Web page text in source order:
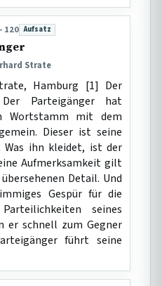
120 Beitragsart:
Aufsatz
Strate
Hamburg [1] Der
Der Parteigänger hat
Wortstamm mit dem
Dieser ist seine
Was ihn kleidet, ist der
Aufmerksamkeit gilt
Detail. Und
Gespür für die
seines
er schnell zum Gegner
führt seine